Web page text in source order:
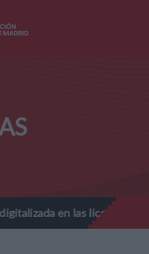
las licencias federativas -